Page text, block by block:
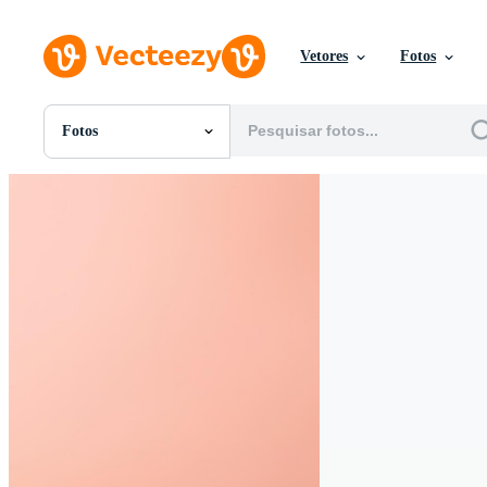
Vetores Fotos
Fotos
Todas Imagens